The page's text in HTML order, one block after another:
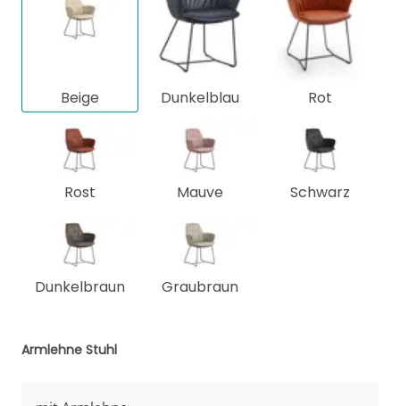
Beige Dunkelblau Rot
Rost Mauve Schwarz
Dunkelbraun Graubraun
Armlehne Stuhl